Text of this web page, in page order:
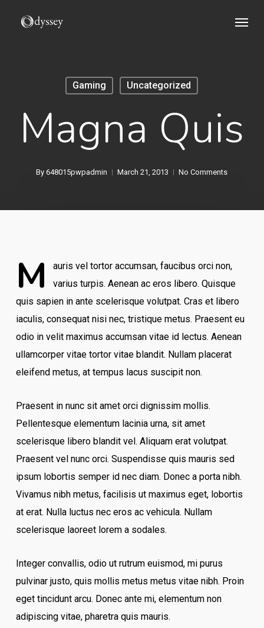
Gaming Uncategorized
Magna Quis
By 648015pwpadmin March 21, 2013 No Comments
M
auris vel tortor accumsan, faucibus orci non,
varius turpis. Aenean ac eros libero. Quisque
quis sapien in ante scelerisque volutpat. Cras et libero
iaculis, consequat nisi nec, tristique metus. Praesent eu
odio in velit maximus accumsan vitae id lectus. Aenean
ullamcorper vitae tortor vitae blandit. Nullam placerat
eleifend metus, at tempus lacus suscipit non.
Praesent in nunc sit amet orci dignissim mollis.
Pellentesque elementum lacinia urna, sit amet
scelerisque libero blandit vel. Aliquam erat volutpat.
Praesent vel nunc orci. Suspendisse quis mauris sed
ipsum lobortis semper id nec diam. Donec a porta nibh.
Vivamus nibh metus, facilisis ut maximus eget, lobortis
at erat. Nulla luctus nec eros ac vehicula. Nullam
scelerisque laoreet lorem a sodales.
Integer convallis, odio ut rutrum euismod, mi purus
pulvinar justo, quis mollis metus metus vitae nibh. Proin
eget tincidunt arcu. Donec ante mi, elementum non
adipiscing vitae, pharetra quis mauris.